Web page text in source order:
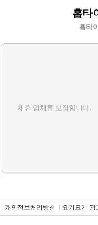
홈타
홈타
제휴 업체를 모집합니다.
개인정보처리방침 요기요기 광